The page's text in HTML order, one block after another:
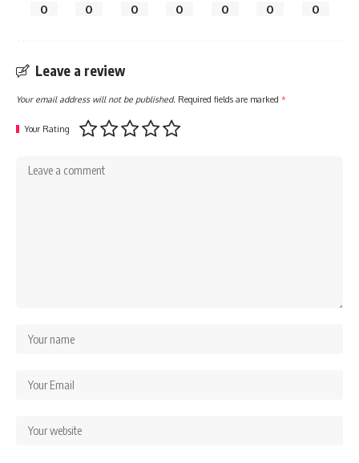
0 0 0 0 0 0 0
Leave a review
Your email address will not be published. Required fields are marked *
Your Rating